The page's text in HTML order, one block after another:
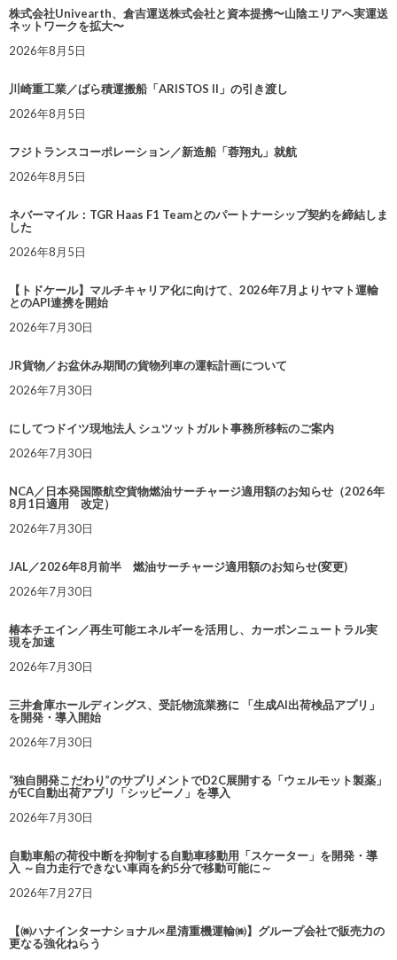
株式会社Univearth、倉吉運送株式会社と資本提携〜山陰エリアへ実運送
ネットワークを拡大〜
2026年8月5日
川崎重工業／ばら積運搬船「ARISTOS II」の引き渡し
2026年8月5日
フジトランスコーポレーション／新造船「蓉翔丸」就航
2026年8月5日
ネバーマイル：TGR Haas F1 Teamとのパートナーシップ契約を締結しま
した
2026年8月5日
【トドケール】マルチキャリア化に向けて、2026年7月よりヤマト運輸
とのAPI連携を開始
2026年7月30日
JR貨物／お盆休み期間の貨物列車の運転計画について
2026年7月30日
にしてつドイツ現地法人 シュツットガルト事務所移転のご案内
2026年7月30日
NCA／日本発国際航空貨物燃油サーチャージ適用額のお知らせ（2026年
8月1日適用 改定）
2026年7月30日
JAL／2026年8月前半 燃油サーチャージ適用額のお知らせ(変更)
2026年7月30日
椿本チエイン／再生可能エネルギーを活用し、カーボンニュートラル実
現を加速
2026年7月30日
三井倉庫ホールディングス、受託物流業務に 「生成AI出荷検品アプリ」
を開発・導入開始
2026年7月30日
“独自開発こだわり”のサプリメントでD2C展開する「ウェルモット製薬」
がEC自動出荷アプリ「シッピーノ」を導入
2026年7月30日
自動車船の荷役中断を抑制する自動車移動用「スケーター」を開発・導
入 ～自力走行できない車両を約5分で移動可能に～
2026年7月27日
【㈱ハナインターナショナル×星清重機運輸㈱】グループ会社で販売力の
更なる強化ねらう